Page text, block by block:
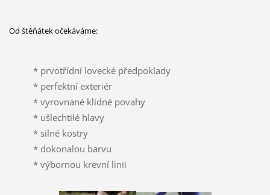
Od štěňátek očekáváme:
* prvotřídní lovecké předpoklady
* perfektní exteriér
* vyrovnané klidné povahy
* ušlechtilé hlavy
* silné kostry
* dokonalou barvu
* výbornou krevní linii